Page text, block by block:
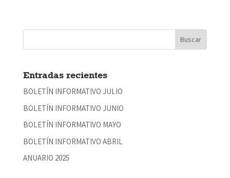
Entradas recientes
BOLETÍN INFORMATIVO JULIO
BOLETÍN INFORMATIVO JUNIO
BOLETÍN INFORMATIVO MAYO
BOLETÍN INFORMATIVO ABRIL
ANUARIO 2025